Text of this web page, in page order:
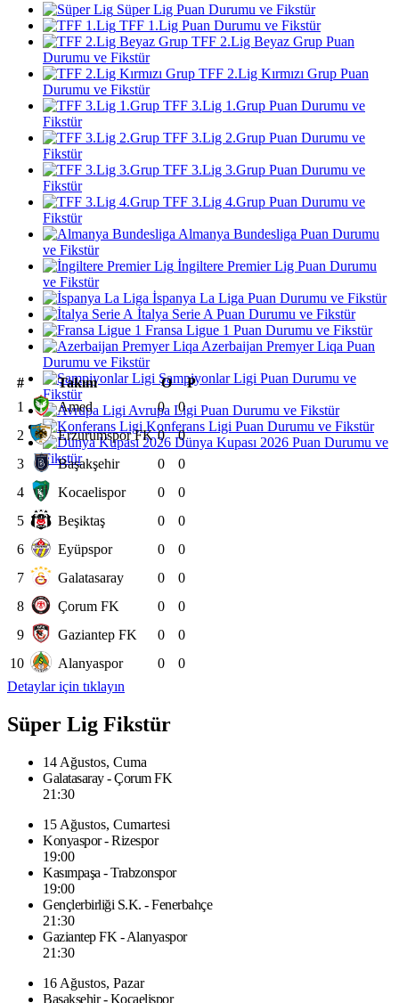
Süper Lig Puan Durumu ve Fikstür
TFF 1.Lig Puan Durumu ve Fikstür
TFF 2.Lig Beyaz Grup Puan
Durumu ve Fikstür
TFF 2.Lig Kırmızı Grup Puan
Durumu ve Fikstür
TFF 3.Lig 1.Grup Puan Durumu ve
Fikstür
TFF 3.Lig 2.Grup Puan Durumu ve
Fikstür
TFF 3.Lig 3.Grup Puan Durumu ve
Fikstür
TFF 3.Lig 4.Grup Puan Durumu ve
Fikstür
Almanya Bundesliga Puan Durumu
ve Fikstür
İngiltere Premier Lig Puan Durumu
ve Fikstür
İspanya La Liga Puan Durumu ve Fikstür
İtalya Serie A Puan Durumu ve Fikstür
Fransa Ligue 1 Puan Durumu ve Fikstür
Azerbaijan Premyer Liqa Puan
Durumu ve Fikstür
Şampiyonlar Ligi Puan Durumu ve
Fikstür
Avrupa Ligi Puan Durumu ve Fikstür
Konferans Ligi Puan Durumu ve Fikstür
Dünya Kupası 2026 Puan Durumu ve
Fikstür
# Takım O
P
1
Amed 0
0
2
Erzurumspor FK 0
0
3
Başakşehir 0
0
4
Kocaelispor 0
0
5
Beşiktaş 0
0
6
Eyüpspor 0
0
7
Galatasaray 0
0
8
Çorum FK 0
0
9
Gaziantep FK 0
0
10
Alanyaspor 0
0
Detaylar için tıklayın
Süper Lig Fikstür
14 Ağustos, Cuma
Galatasaray - Çorum FK
21:30
15 Ağustos, Cumartesi
Konyaspor - Rizespor
19:00
Kasımpaşa - Trabzonspor
19:00
Gençlerbirliği S.K. - Fenerbahçe
21:30
Gaziantep FK - Alanyaspor
21:30
16 Ağustos, Pazar
Başakşehir - Kocaelispor